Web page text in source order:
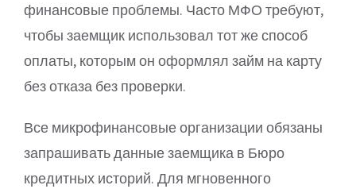
финансовые проблемы. Часто МФО требуют,
чтобы заемщик использовал тот же способ
оплаты, которым он оформлял займ на карту
без отказа без проверки.
Все микрофинансовые организации обязаны
запрашивать данные заемщика в Бюро
кредитных историй. Для мгновенного